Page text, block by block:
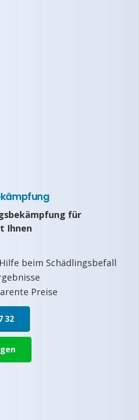
für
Ihnen
beim Schädlingsbefall
Preise
32